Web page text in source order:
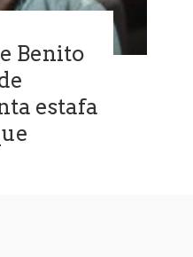
Benito
estafa